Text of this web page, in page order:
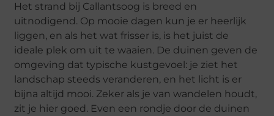
Het strand bij Callantsoog is breed en
uitnodigend. Op mooie dagen kun je er heerlijk
liggen, en als het wat frisser is, is het juist de
ideale plek om uit te waaien. De duinen geven de
omgeving dat typische kustgevoel: je ziet het
landschap steeds veranderen, en het licht is er
bijna altijd mooi. Zeker als je van wandelen houdt,
zit je hier goed. Even een rondje door de duinen